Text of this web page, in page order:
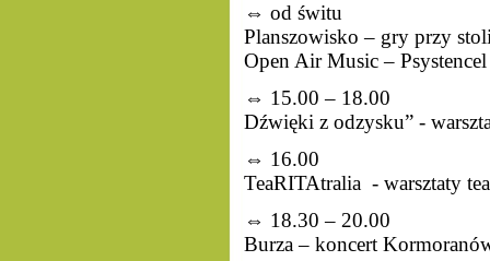
⇔ od świtu
Planszowisko – gry przy
Open Air Music –
⇔ 15.00 – 18.00
Dźwięki z odzysku” -
⇔ 16.00
TeaRITAtralia - warsztaty
⇔ 18.30 – 20.00
Burza – koncert